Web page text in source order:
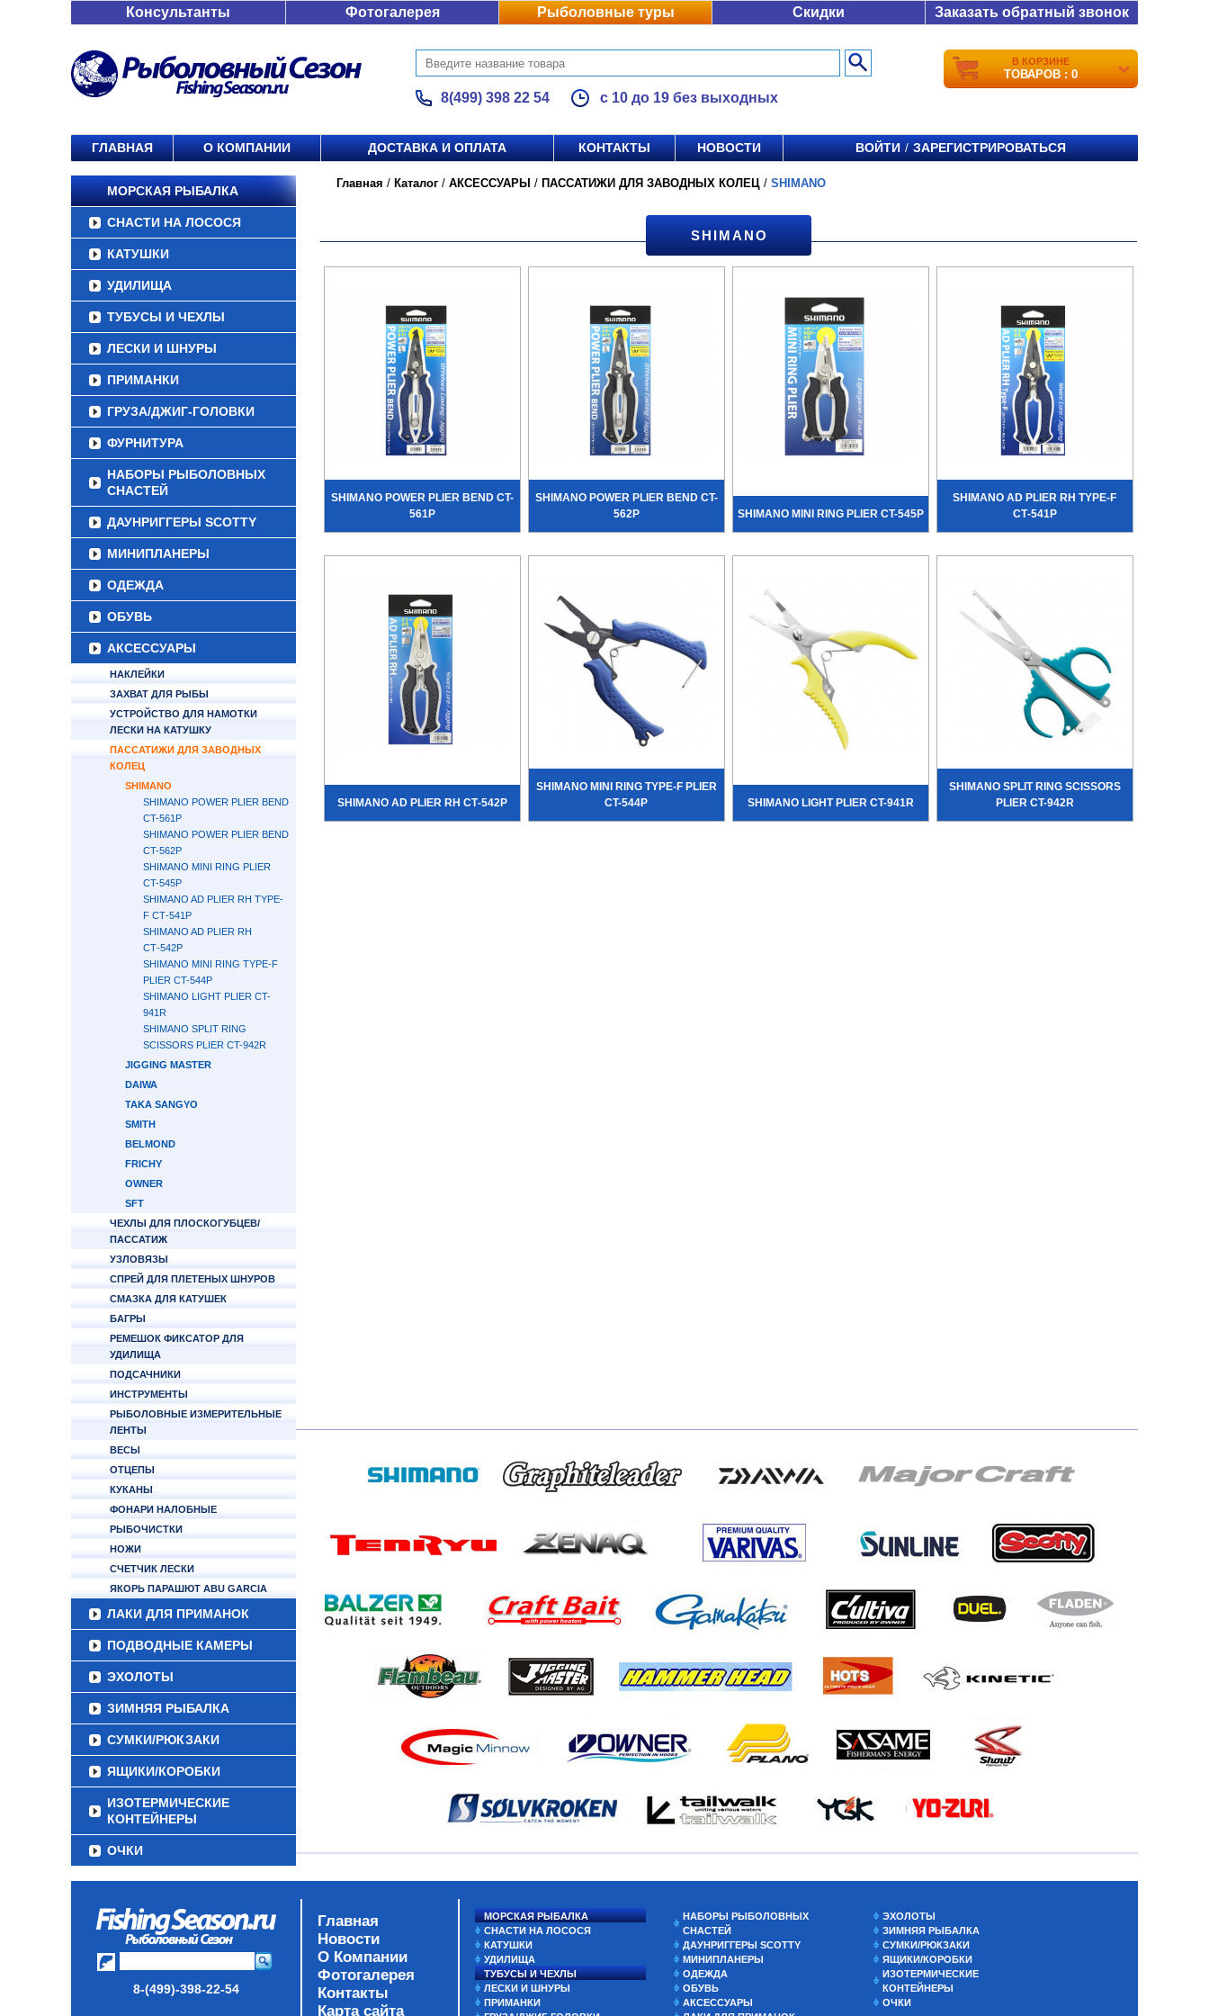
Консультанты Фотогалерея Рыболовные туры Скидки Заказать обратный звонок
8(499) 398 22 54 с 10 до 19 без выходных
В КОРЗИНЕ
ТОВАРОВ : 0
ГЛАВНАЯ О КОМПАНИИ ДОСТАВКА И ОПЛАТА КОНТАКТЫ НОВОСТИ ВОЙТИ / ЗАРЕГИСТРИРОВАТЬСЯ
МОРСКАЯ РЫБАЛКА
СНАСТИ НА ЛОСОСЯ
КАТУШКИ
УДИЛИЩА
ТУБУСЫ И ЧЕХЛЫ
ЛЕСКИ И ШНУРЫ
ПРИМАНКИ
ГРУЗА/ДЖИГ-ГОЛОВКИ
ФУРНИТУРА
НАБОРЫ РЫБОЛОВНЫХ
СНАСТЕЙ
ДАУНРИГГЕРЫ SCOTTY
МИНИПЛАНЕРЫ
ОДЕЖДА
ОБУВЬ
АКСЕССУАРЫ
НАКЛЕЙКИ
ЗАХВАТ ДЛЯ РЫБЫ
УСТРОЙСТВО ДЛЯ НАМОТКИ
ЛЕСКИ НА КАТУШКУ
ПАССАТИЖИ ДЛЯ ЗАВОДНЫХ
КОЛЕЦ
SHIMANO
SHIMANO POWER PLIER BEND
CT-561P
SHIMANO POWER PLIER BEND
CT-562P
SHIMANO MINI RING PLIER
CT-545P
SHIMANO AD PLIER RH TYPE-
F СТ-541P
SHIMANO AD PLIER RH
СТ-542P
SHIMANO MINI RING TYPE-F
PLIER CT-544P
SHIMANO LIGHT PLIER CT-
941R
SHIMANO SPLIT RING
SCISSORS PLIER CT-942R
JIGGING MASTER
DAIWA
TAKA SANGYO
SMITH
BELMOND
FRICHY
OWNER
SFT
ЧЕХЛЫ ДЛЯ ПЛОСКОГУБЦЕВ/
ПАССАТИЖ
УЗЛОВЯЗЫ
СПРЕЙ ДЛЯ ПЛЕТЕНЫХ ШНУРОВ
СМАЗКА ДЛЯ КАТУШЕК
БАГРЫ
РЕМЕШОК ФИКСАТОР ДЛЯ
УДИЛИЩА
ПОДСАЧНИКИ
ИНСТРУМЕНТЫ
РЫБОЛОВНЫЕ ИЗМЕРИТЕЛЬНЫЕ
ЛЕНТЫ
ВЕСЫ
ОТЦЕПЫ
КУКАНЫ
ФОНАРИ НАЛОБНЫЕ
РЫБОЧИСТКИ
НОЖИ
СЧЕТЧИК ЛЕСКИ
ЯКОРЬ ПАРАШЮТ ABU GARCIA
ЛАКИ ДЛЯ ПРИМАНОК
ПОДВОДНЫЕ КАМЕРЫ
ЭХОЛОТЫ
ЗИМНЯЯ РЫБАЛКА
СУМКИ/РЮКЗАКИ
ЯЩИКИ/КОРОБКИ
ИЗОТЕРМИЧЕСКИЕ
КОНТЕЙНЕРЫ
ОЧКИ
Главная / Каталог / АКСЕССУАРЫ / ПАССАТИЖИ ДЛЯ ЗАВОДНЫХ КОЛЕЦ / SHIMANO
SHIMANO
SHIMANO POWER PLIER BEND CT-
561P
SHIMANO POWER PLIER BEND CT-
562P
SHIMANO MINI RING PLIER CT-545P
SHIMANO AD PLIER RH TYPE-F
СТ-541P
SHIMANO AD PLIER RH СТ-542P
SHIMANO MINI RING TYPE-F PLIER
CT-544P
SHIMANO LIGHT PLIER CT-941R
SHIMANO SPLIT RING SCISSORS
PLIER CT-942R
8-(499)-398-22-54
Главная
Новости
О Компании
Фотогалерея
Контакты
Карта сайта
МОРСКАЯ РЫБАЛКА
СНАСТИ НА ЛОСОСЯ
КАТУШКИ
УДИЛИЩА
ТУБУСЫ И ЧЕХЛЫ
ЛЕСКИ И ШНУРЫ
ПРИМАНКИ
НАБОРЫ РЫБОЛОВНЫХ
СНАСТЕЙ
ДАУНРИГГЕРЫ SCOTTY
МИНИПЛАНЕРЫ
ОДЕЖДА
ОБУВЬ
АКСЕССУАРЫ
ЭХОЛОТЫ
ЗИМНЯЯ РЫБАЛКА
СУМКИ/РЮКЗАКИ
ЯЩИКИ/КОРОБКИ
ИЗОТЕРМИЧЕСКИЕ
КОНТЕЙНЕРЫ
ОЧКИ